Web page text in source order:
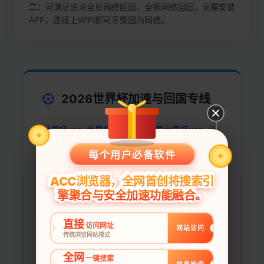
二： 可满足追求全屋网络回国，全家网络回国，无需安装
APP，连接上WIFI即可享受国内网络。
2026世界杯加速与回国专线
世界杯vpn, 世界杯vpn回国, 回国世界杯vpn, 世
界杯加速器, 在外国越狱看世界杯 ip加速器, 回境
加速器, vpn回国, vpn回国线路, vpn翻回中国,
vpn翻回国内, vpn翻过去, 回國vpn, 国速办, 专门
为华人准备的加速器, 中国华人vpn, 复返vpn, 加
速中国, 加速器vpn, 加速器回归, 切换国内地址,
回城vpn, 回大陆的vpn, 回海vpn, 回链通, 国内
vpn, 境外翻回国软件, 大陆优化代理, 留华vpn,
直返通道, 直连回国, 翻回中国, 翻回大陆办理政
每个用户必备软件
ACC浏览器，全网首创将搜索引
擎聚合与安全加速功能融合。
直接访问网址
传统浏览网站模式
网站访问
全网 一键搜索